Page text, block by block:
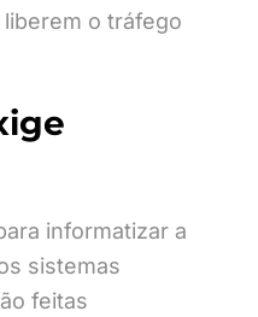
o tráfego
informatizar a
sistemas
feitas